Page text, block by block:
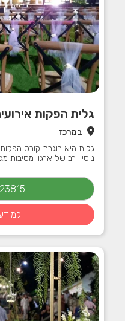
גלית הפקות
במרכז
גלית היא בוגרת קורס
ניסיון רב של ארגון מסיבות